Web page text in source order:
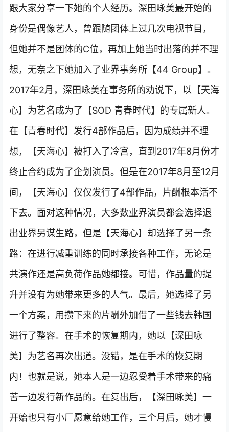
跟大家分享一下她的个人经历。深田咏美最开始的
身份是偶像艺人，曾跟随团体上过几次电视节目，
但她并不是团体的C位，再加上她当时出落的并不理
想，无奈之下她加入了业界事务所【44 Group】。
2017年2月，深田咏美在事务所的劝说下，以【天海
心】为艺名成为了【SOD 青春时代】的专属新人。
在【青春时代】发行4部作品后，因为成绩并不理
想，【天海心】被打入了冷宫，直到2017年8月份才
终止合约成为了企划演员。但是在2017年8月至12月
间，【天海心】仅仅发行了4部作品，片酬根本活不
下去。面对这种情况，大多数业界演员都会选择退
出业界另谋生路，但是【天海心】却选择了另一条
路：在进行减重训练的同时承接各种工作，无论是
共演作还是高负荷作品她都接。可惜，作品量的提
升并没有为她带来更多的人气。最后，她选择了另
一个方案，用攒下来的片酬外加借了一些钱去韩国
进行了整容。在手术的恢复期内，她以【深田咏
美】为艺名再次出道。没错，是在手术的恢复期
内！也就是说，她本人是一边忍受着手术带来的痛
苦一边发行新作品的。在复出后，【深田咏美】一
开始也只有小厂愿意给她工作，三个月后，她才慢